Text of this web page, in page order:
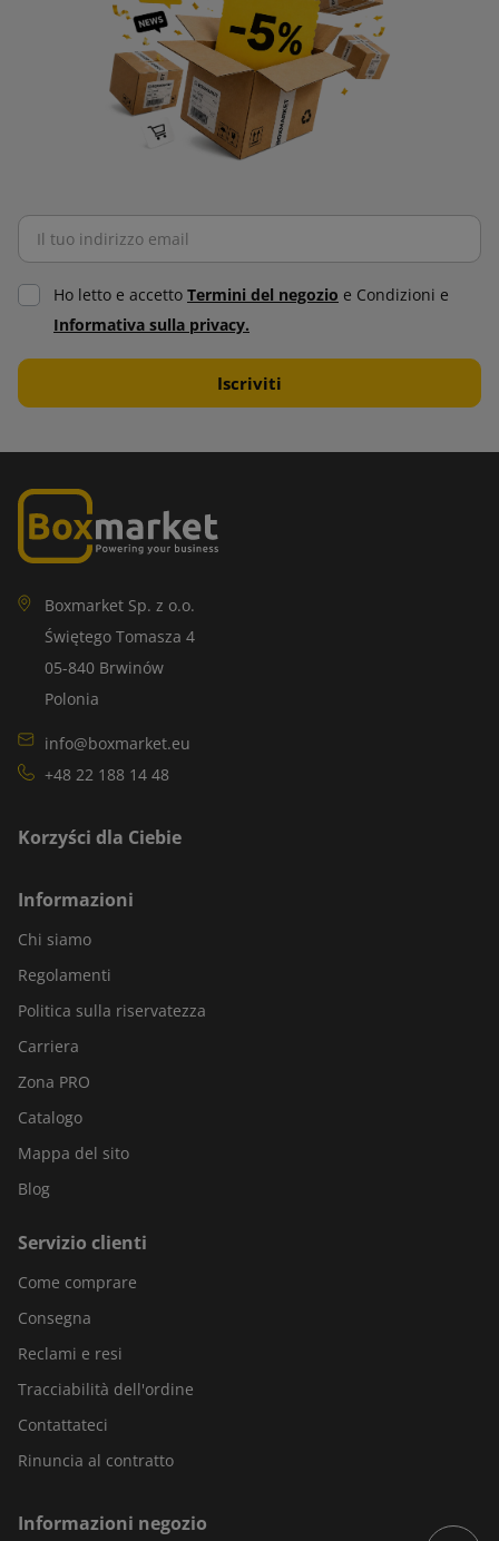
Ho letto e accetto Termini del negozio e Condizioni e
Informativa sulla privacy.
Boxmarket Sp. z o.o.
Świętego Tomasza 4
05-840 Brwinów
Polonia
info@boxmarket.eu
+48 22 188 14 48
Korzyści dla Ciebie
Informazioni
Chi siamo
Regolamenti
Politica sulla riservatezza
Carriera
Zona PRO
Catalogo
Mappa del sito
Blog
Servizio clienti
Come comprare
Consegna
Reclami e resi
Tracciabilità dell'ordine
Contattateci
Rinuncia al contratto
Informazioni negozio